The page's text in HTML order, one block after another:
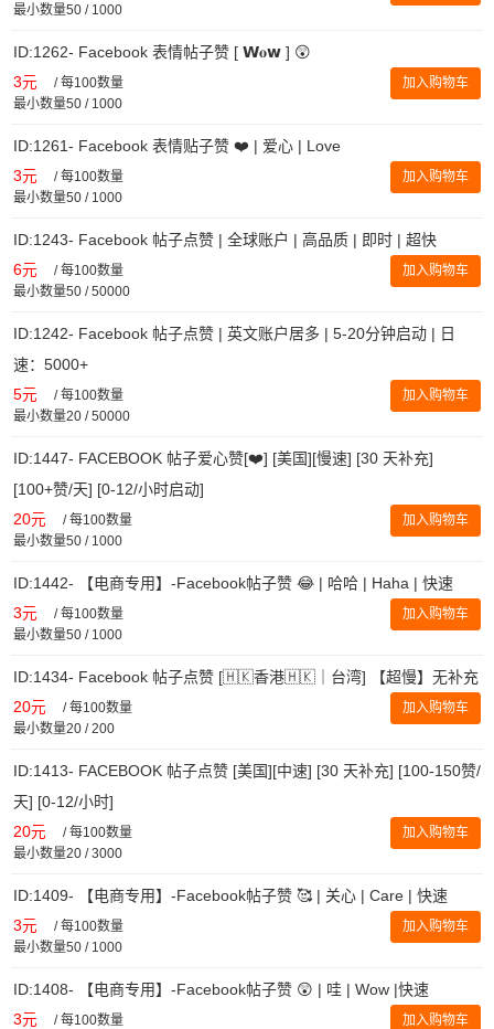
最小数量50 / 1000
ID:1262- Facebook 表情帖子赞 [ 𝗪𝐨𝘄 ] 😲
3元 /每100数量
最小数量50 / 1000
加入购物车
ID:1261- Facebook 表情贴子赞 ❤️ | 爱心 | Love
3元 /每100数量
最小数量50 / 1000
加入购物车
ID:1243- Facebook 帖子点赞 | 全球账户 | 高品质 | 即时 | 超快
6元 /每100数量
最小数量50 / 50000
加入购物车
ID:1242- Facebook 帖子点赞 | 英文账户居多 | 5-20分钟启动 | 日
速：5000+
5元 /每100数量
最小数量20 / 50000
加入购物车
ID:1447- FACEBOOK 帖子爱心赞[❤️] [美国][慢速] [30 天补充]
[100+赞/天] [0-12/小时启动]
20元 /每100数量
最小数量50 / 1000
加入购物车
ID:1442- 【电商专用】-Facebook帖子赞 😂 | 哈哈 | Haha | 快速
3元 /每100数量
最小数量50 / 1000
加入购物车
ID:1434- Facebook 帖子点赞 [🇭🇰香港🇭🇰｜台湾] 【超慢】无补充
20元 /每100数量
最小数量20 / 200
加入购物车
ID:1413- FACEBOOK 帖子点赞 [美国][中速] [30 天补充] [100-150赞/
天] [0-12/小时]
20元 /每100数量
最小数量20 / 3000
加入购物车
ID:1409- 【电商专用】-Facebook帖子赞 🥰 | 关心 | Care | 快速
3元 /每100数量
最小数量50 / 1000
加入购物车
ID:1408- 【电商专用】-Facebook帖子赞 😲 | 哇 | Wow |快速
3元 /每100数量
加入购物车